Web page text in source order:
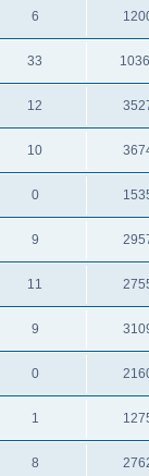
6
33
12
10
0
9
11
9
0
1
8